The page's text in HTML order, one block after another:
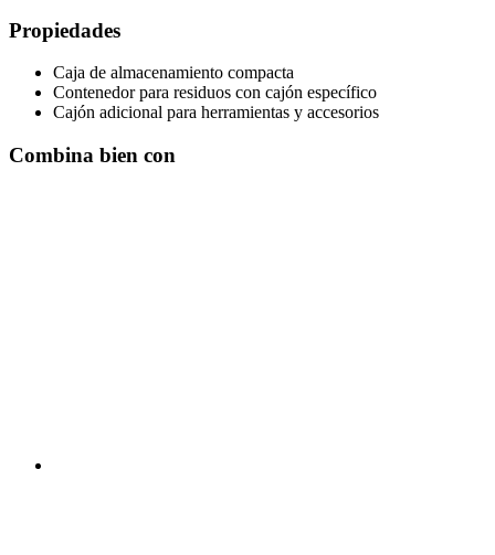
Propiedades
Caja de almacenamiento compacta
Contenedor para residuos con cajón específico
Cajón adicional para herramientas y accesorios
Combina bien con